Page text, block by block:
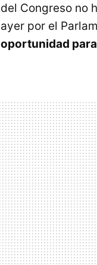
del Congreso no
ayer por el
oportunidad